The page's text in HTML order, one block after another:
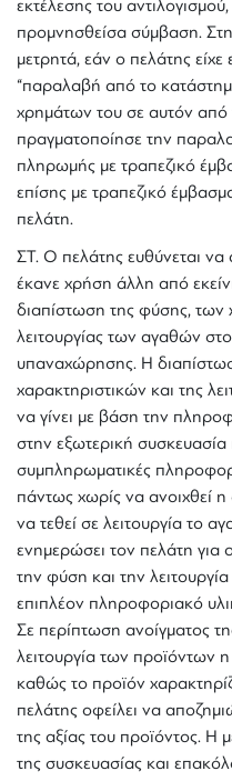
εκτέλεσης του
προμνησθείσα σύμβαση.
μετρητά, εάν ο πελάτης είχε
“παραλαβή από το
χρημάτων του σε αυτόν
πραγματοποίησε την
πληρωμής με τραπεζικό
επίσης με τραπεζικό
πελάτη.
ΣΤ. Ο πελάτης ευθύνεται να
έκανε χρήση άλλη από
διαπίστωση της φύσης, των
λειτουργίας των αγαθών
υπαναχώρησης. Η
χαρακτηριστικών και της
να γίνει με βάση την
στην εξωτερική
συμπληρωματικές
πάντως χωρίς να ανοιχθεί
να τεθεί σε λειτουργία το
ενημερώσει τον πελάτη για
την φύση και την
επιπλέον πληροφοριακό
Σε περίπτωση ανοίγματος
λειτουργία των προϊόντων
καθώς το προϊόν
πελάτης οφείλει να
της αξίας του προϊόντος. Η
της συσκευασίας και